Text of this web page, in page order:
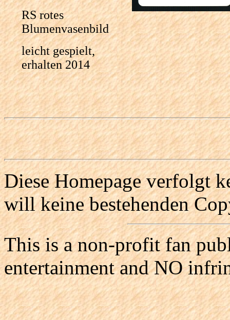
RS rotes
Blumenvasenbild
leicht gespielt,
erhalten 2014
Diese Homepage verfolgt
will keine bestehenden
This is a non-profit fan
entertainment and NO